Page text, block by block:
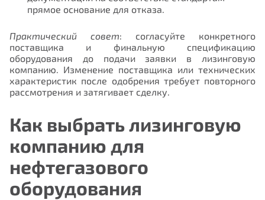
прямое основание для отказа.
Практический совет: согласуйте конкретного
поставщика и финальную спецификацию
оборудования до подачи заявки в лизинговую
компанию. Изменение поставщика или технических
характеристик после одобрения требует повторного
рассмотрения и затягивает сделку.
Как выбрать лизинговую
компанию для
нефтегазового
оборудования